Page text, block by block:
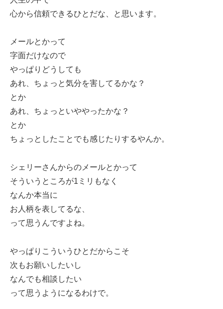
心から信頼できるひとだな、と思います。
メールとかって
字面だけなので
やっぱりどうしても
あれ、ちょっと気分を害してるかな？
とか
あれ、ちょっといややったかな？
とか
ちょっとしたことでも感じたりするやんか。
シェリーさんからのメールとかって
そういうところが1ミリもなく
なんか本当に
お人柄を表してるな、
って思うんですよね。
やっぱりこういうひとだからこそ
次もお願いしたいし
なんでも相談したい
って思うようになるわけで。